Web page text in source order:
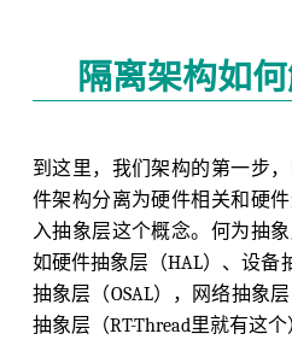
隔离架构如何
到这里，我们架构的第一步
件架构分离为硬件相关和硬
入抽象层这个概念。何为抽
如硬件抽象层（HAL）、设备
抽象层（OSAL），网络抽象
抽象层（RT-Thread里就有这个